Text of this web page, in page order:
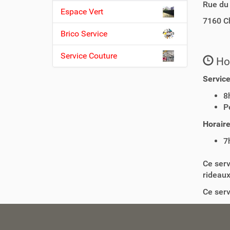
Rue
7160
Ce
Ce
n
Espace Vert
Brico Service
Service Couture